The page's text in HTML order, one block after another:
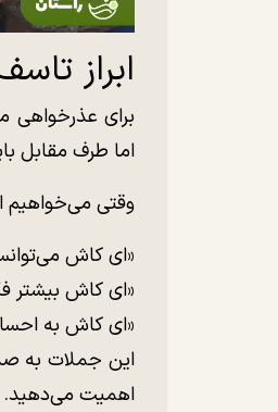
ابراز
برای عذرخواهی
اما طرف مقابل
وقتی می‌خواهیم
«ای کاش
«ای کاش بیشتر
«ای کاش به
این جملات به
اهمیت می‌دهید.